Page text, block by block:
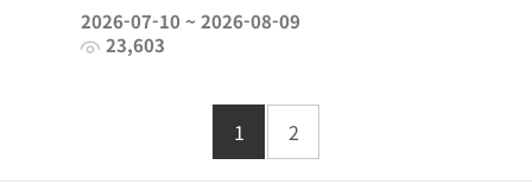
2026-07-10 ~ 2026-08-09
23,603
1 2